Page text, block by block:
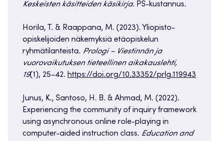
Keskeisten käsitteiden käsikirja. PS-kustannus.
​Horila, T. & Raappana, M. (2023). Yliopisto-
opiskelijoiden näkemyksiä etäopiskelun
ryhmätilanteista. Prologi – Viestinnän ja
vuorovaikutuksen tieteellinen aikakauslehti,
19(1), 25–42. https://doi.org/10.33352/prlg.119943
​​Junus, K., Santoso, H. B. & Ahmad, M. (2022).
Experiencing the community of inquiry framework
using asynchronous online role-playing in
computer-aided instruction class. Education and